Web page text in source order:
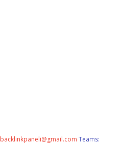
backlinkpaneli@gmail.com Teams: